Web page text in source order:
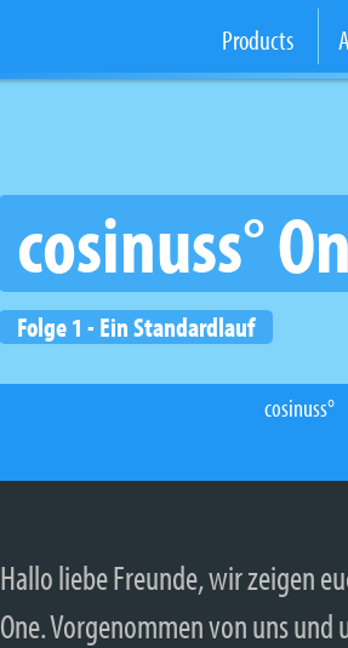
cosinuss°
Folge 1 - Ein Standardlauf
Products
cosinuss°
Hallo liebe Freunde, wir zeigen
One. Vorgenommen von uns und